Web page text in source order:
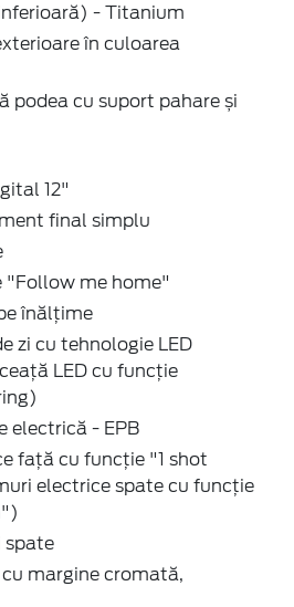
- Titanium
în culoarea
podea cu suport pahare și
12"
final simplu
"Follow me home"
înălțime
zi cu tehnologie LED
LED cu funcție
electrică - EPB
față cu funcție "1 shot
electrice spate cu funcție
spate
margine cromată,